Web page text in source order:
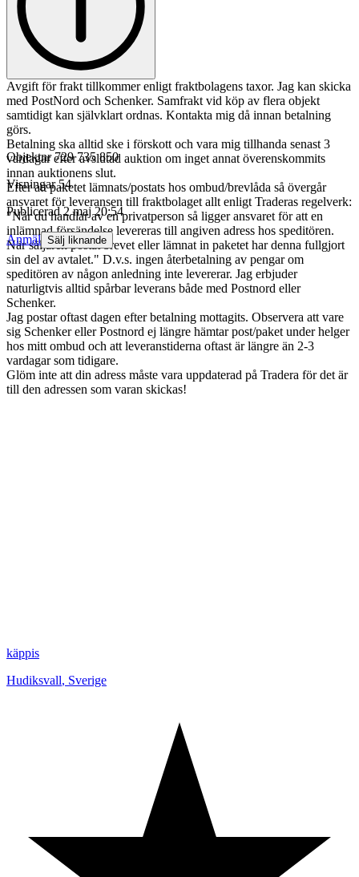
Avgift för frakt tillkommer enligt fraktbolagens taxor. Jag kan skicka
med PostNord och Schenker. Samfrakt vid köp av flera objekt
samtidigt kan självklart ordnas. Kontakta mig då innan betalning
görs.
Betalning ska alltid ske i förskott och vara mig tillhanda senast 3
vardagar efter avslutad auktion om inget annat överenskommits
innan auktionens slut.
Efter att paketet lämnats/postats hos ombud/brevlåda så övergår
ansvaret för leveransen till fraktbolaget allt enligt Traderas regelverk:
"När du handlar av en privatperson så ligger ansvaret för att en
inlämnad försändelse levereras till angiven adress hos speditören.
När säljaren postat brevet eller lämnat in paketet har denna fullgjort
sin del av avtalet." D.v.s. ingen återbetalning av pengar om
speditören av någon anledning inte levererar. Jag erbjuder
naturligtvis alltid spårbar leverans både med Postnord eller
Schenker.
Jag postar oftast dagen efter betalning mottagits. Observera att vare
sig Schenker eller Postnord ej längre hämtar post/paket under helger
hos mitt ombud och att leveranstiderna oftast är längre än 2-3
vardagar som tidigare.
Glöm inte att din adress måste vara uppdaterad på Tradera för det är
till den adressen som varan skickas!
Objektnr 729 735 850
Visningar 54
Publicerad 2 maj 20:54
Anmäl Sälj liknande
käppis
Hudiksvall, Sverige